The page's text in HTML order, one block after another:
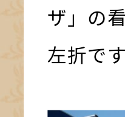
ザ」の
左折です